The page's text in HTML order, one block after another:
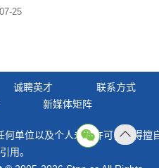
25
诚聘英才
联系方式
新媒体矩阵
单位以及个人未经许可，不得擅
用。